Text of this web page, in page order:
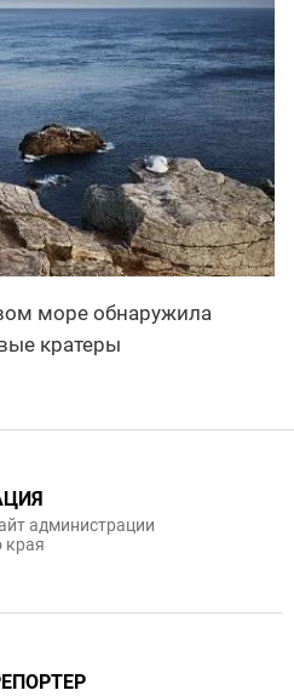
море обнаружила
кратеры
администрации
края